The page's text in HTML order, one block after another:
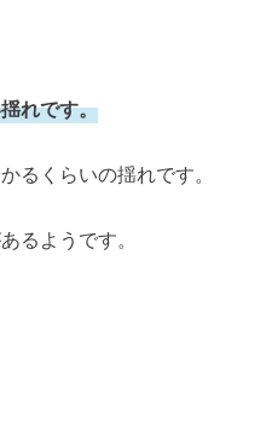
れです。
るくらいの揺れです。
るようです。